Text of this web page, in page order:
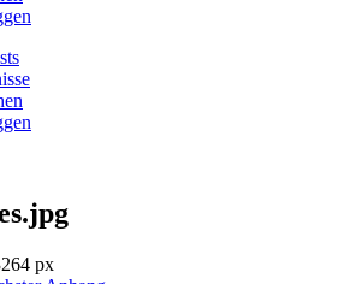
px